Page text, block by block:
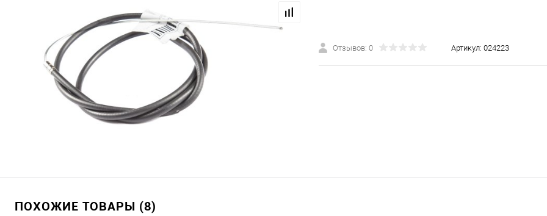
Отзывов: 0 Артикул: 024223
ПОХОЖИЕ ТОВАРЫ (8)